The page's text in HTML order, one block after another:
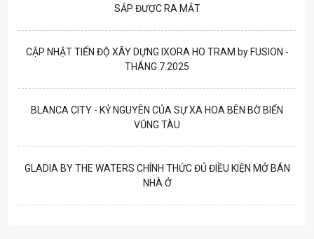
SẮP ĐƯỢC RA MẮT
CẬP NHẬT TIẾN ĐỘ XÂY DỰNG IXORA HO TRAM by FUSION -
THÁNG 7.2025
BLANCA CITY - KỶ NGUYÊN CỦA SỰ XA HOA BÊN BỜ BIỂN
VŨNG TÀU
GLADIA BY THE WATERS CHÍNH THỨC ĐỦ ĐIỀU KIỆN MỞ BÁN
NHÀ Ở